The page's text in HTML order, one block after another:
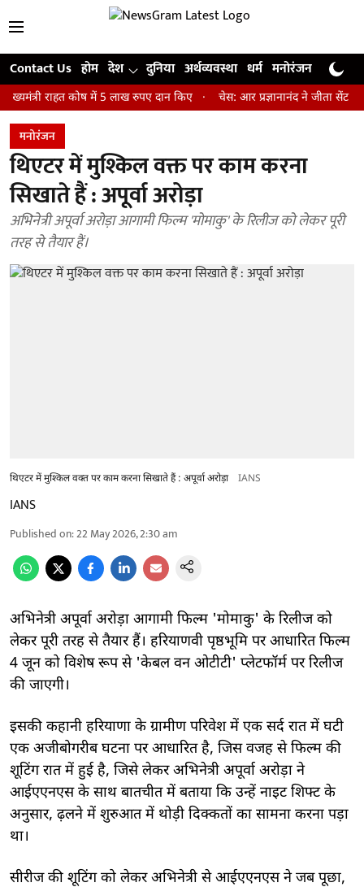
Contact Us होम देश दुनिया अर्थव्यवस्था धर्म मनोरंजन खेल
कोष में 5 लाख रुपए दान किए चेस: आर प्रज्ञानानंद ने जीता सेंट लुइस
मनोरंजन
थिएटर में मुश्किल वक्त पर काम करना
सिखाते हैं : अपूर्वा अरोड़ा
अभिनेत्री अपूर्वा अरोड़ा आगामी फिल्म 'मोमाकु' के रिलीज को लेकर पूरी
तरह से तैयार हैं।
थिएटर में मुश्किल वक्त पर काम करना सिखाते हैं : अपूर्वा अरोड़ा IANS
IANS
Published on:22 May 2026, 2:30 am
अभिनेत्री अपूर्वा अरोड़ा आगामी फिल्म 'मोमाकु' के रिलीज को
लेकर पूरी तरह से तैयार हैं। हरियाणवी पृष्ठभूमि पर आधारित फिल्म
4 जून को विशेष रूप से 'केबल वन ओटीटी' प्लेटफॉर्म पर रिलीज
की जाएगी।
इसकी कहानी हरियाणा के ग्रामीण परिवेश में एक सर्द रात में घटी
एक अजीबोगरीब घटना पर आधारित है, जिस वजह से फिल्म की
शूटिंग रात में हुई है, जिसे लेकर अभिनेत्री अपूर्वा अरोड़ा ने
आईएएनएस के साथ बातचीत में बताया कि उन्हें नाइट शिफ्ट के
अनुसार, ढ़लने में शुरुआत में थोड़ी दिक्कतों का सामना करना पड़ा
था।
सीरीज की शूटिंग को लेकर अभिनेत्री से आईएएनएस ने जब पूछा,